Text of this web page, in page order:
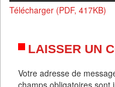
Télécharger (PDF, 417KB)
LAISSER UN
Votre adresse de
champs obligatoires sont